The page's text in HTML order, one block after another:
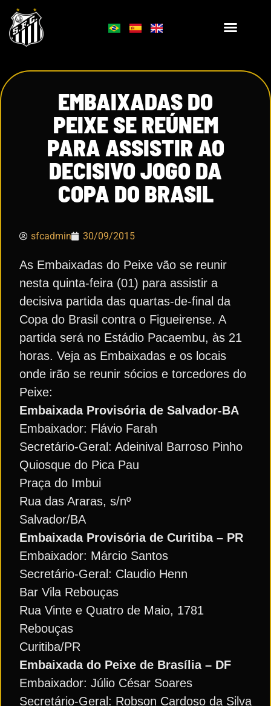
EMBAIXADAS DO
PEIXE SE REÚNEM
PARA ASSISTIR AO
DECISIVO JOGO DA
COPA DO BRASIL
sfcadmin 30/09/2015
As Embaixadas do Peixe vão se reunir
nesta quinta-feira (01) para assistir a
decisiva partida das quartas-de-final da
Copa do Brasil contra o Figueirense. A
partida será no Estádio Pacaembu, às 21
horas. Veja as Embaixadas e os locais
onde irão se reunir sócios e torcedores do
Peixe:
Embaixada Provisória de Salvador-BA
Embaixador: Flávio Farah
Secretário-Geral: Adeinival Barroso Pinho
Quiosque do Pica Pau
Praça do Imbui
Rua das Araras, s/nº
Salvador/BA
Embaixada Provisória de Curitiba – PR
Embaixador: Márcio Santos
Secretário-Geral: Claudio Henn
Bar Vila Rebouças
Rua Vinte e Quatro de Maio, 1781
Rebouças
Curitiba/PR
Embaixada do Peixe de Brasília – DF
Embaixador: Júlio César Soares
Secretário-Geral: Robson Cardoso da Silva